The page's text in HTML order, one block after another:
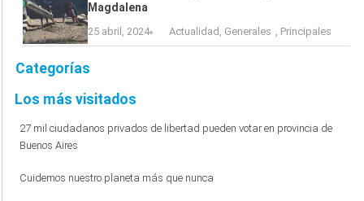
Magdalena
25 abril, 2024 Actualidad , Generales , Principales
Categorías
Los más visitados
27 mil ciudadanos privados de libertad pueden votar en provincia de
Buenos Aires
Cuidemos nuestro planeta más que nunca